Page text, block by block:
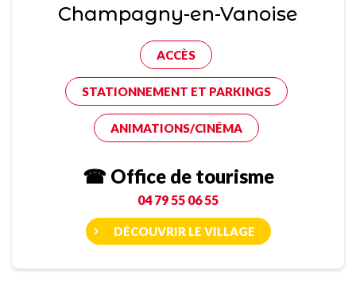
Champagny-en-Vanoise
ACCÈS
STATIONNEMENT ET PARKINGS
ANIMATIONS/CINÉMA
☎ Office de tourisme
04 79 55 06 55
DÉCOUVRIR LE VILLAGE